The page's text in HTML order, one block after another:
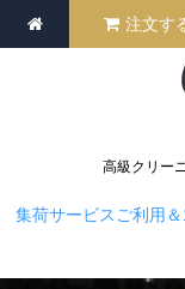
高級クリー
注文す
集荷サービスご利用